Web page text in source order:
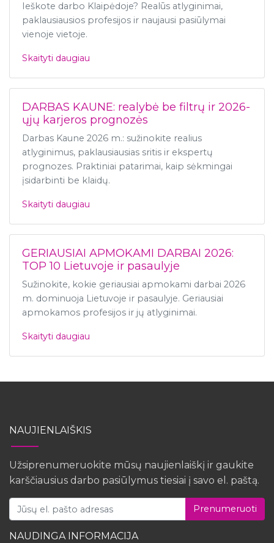
Ieškote darbo Klaipėdoje? Realūs atlyginimai,
paklausiausios profesijos ir naujausi pasiūlymai
vienoje vietoje.
Skaityti daugiau
DARBAS KAUNE: realybė be filtrų ir 2026-
ųjų karjeros prognozės
Darbas Kaune 2026 m.: sužinokite realius
atlyginimus, paklausiausias sritis ir ekspertų
prognozes. Praktiniai patarimai, kaip sėkmingai
įsidarbinti be klaidų.
Skaityti daugiau
GERIAUSIAI APMOKAMI DARBAI 2026:
TOP 10 Lietuvoje ir pasaulyje
Sužinokite, kokie geriausiai apmokami darbai 2026
m. dominuoja Lietuvoje ir pasaulyje. Geriausiai
apmokamos profesijos ir jų atlyginimai.
Skaityti daugiau
NAUJIENLAIŠKIS
Užsiprenumeruokite mūsų naujienlaiškį ir gaukite
karščiausius darbo pasiūlymus tiesiai į savo el. paštą.
Prenumeruoti
NAUDINGA INFORMACIJA